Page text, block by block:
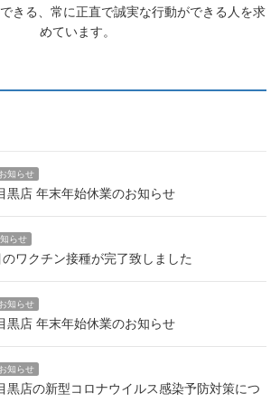
できる、常に正直で誠実な行動ができる人を求
めています。
お知らせ
黒店 年末年始休業のお知らせ
らせ
ワクチン接種が完了致しました
お知らせ
黒店 年末年始休業のお知らせ
お知らせ
黒店の新型コロナウイルス感染予防対策につ